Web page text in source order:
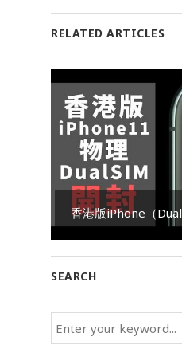
RELATED ARTICLES
香港版iPhone（
SEARCH